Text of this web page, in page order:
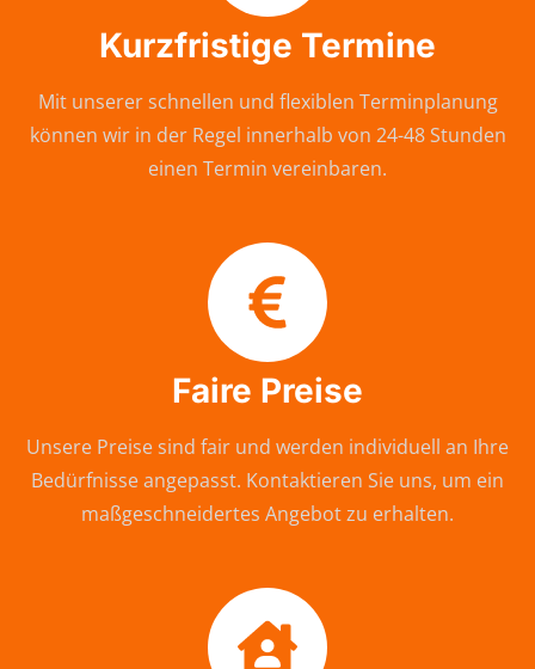
Kurzfristige Termine
Mit unserer schnellen und flexiblen Terminplanung
können wir in der Regel innerhalb von 24-48 Stunden
einen Termin vereinbaren.
Faire Preise
Unsere Preise sind fair und werden individuell an Ihre
Bedürfnisse angepasst. Kontaktieren Sie uns, um ein
maßgeschneidertes Angebot zu erhalten.